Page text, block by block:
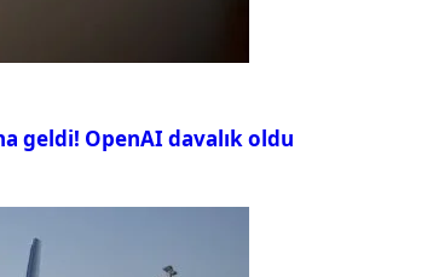
geldi! OpenAI davalık oldu